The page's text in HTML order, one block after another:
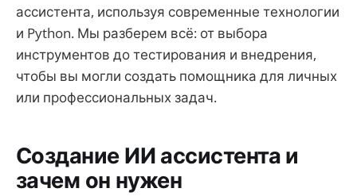
ассистента, используя современные технологии
и Python. Мы разберем всё: от выбора
инструментов до тестирования и внедрения,
чтобы вы могли создать помощника для личных
или профессиональных задач.
Создание ИИ ассистента и
зачем он нужен